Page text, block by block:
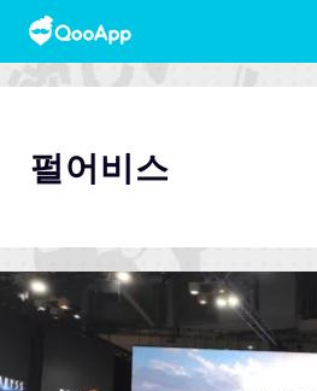
펄어비스